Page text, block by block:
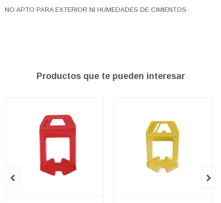
NO APTO PARA EXTERIOR NI HUMEDADES DE CIMIENTOS
Productos que te pueden interesar
 